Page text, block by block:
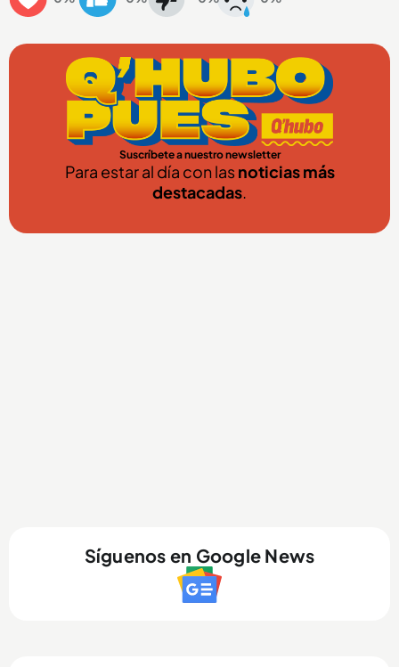
Suscríbete a nuestro newsletter
Para estar al día con lasnoticias más
destacadas.
Síguenos en Google News